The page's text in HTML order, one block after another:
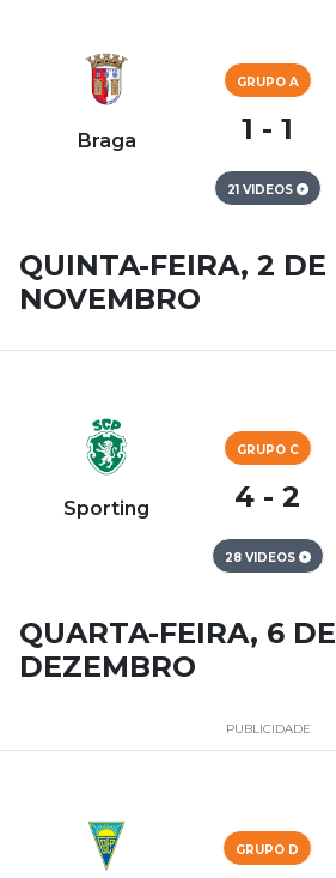
Braga
GRUPO A
1 - 1
21 VIDEOS
QUINTA-FEIRA, 2 DE
NOVEMBRO
Sporting
GRUPO C
4 - 2
28 VIDEOS
QUARTA-FEIRA, 6 DE
DEZEMBRO
PUBLICIDADE
GRUPO D